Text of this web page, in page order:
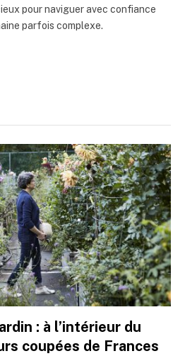
pour naviguer avec confiance
parfois complexe.
: à l’intérieur du
coupées de Frances